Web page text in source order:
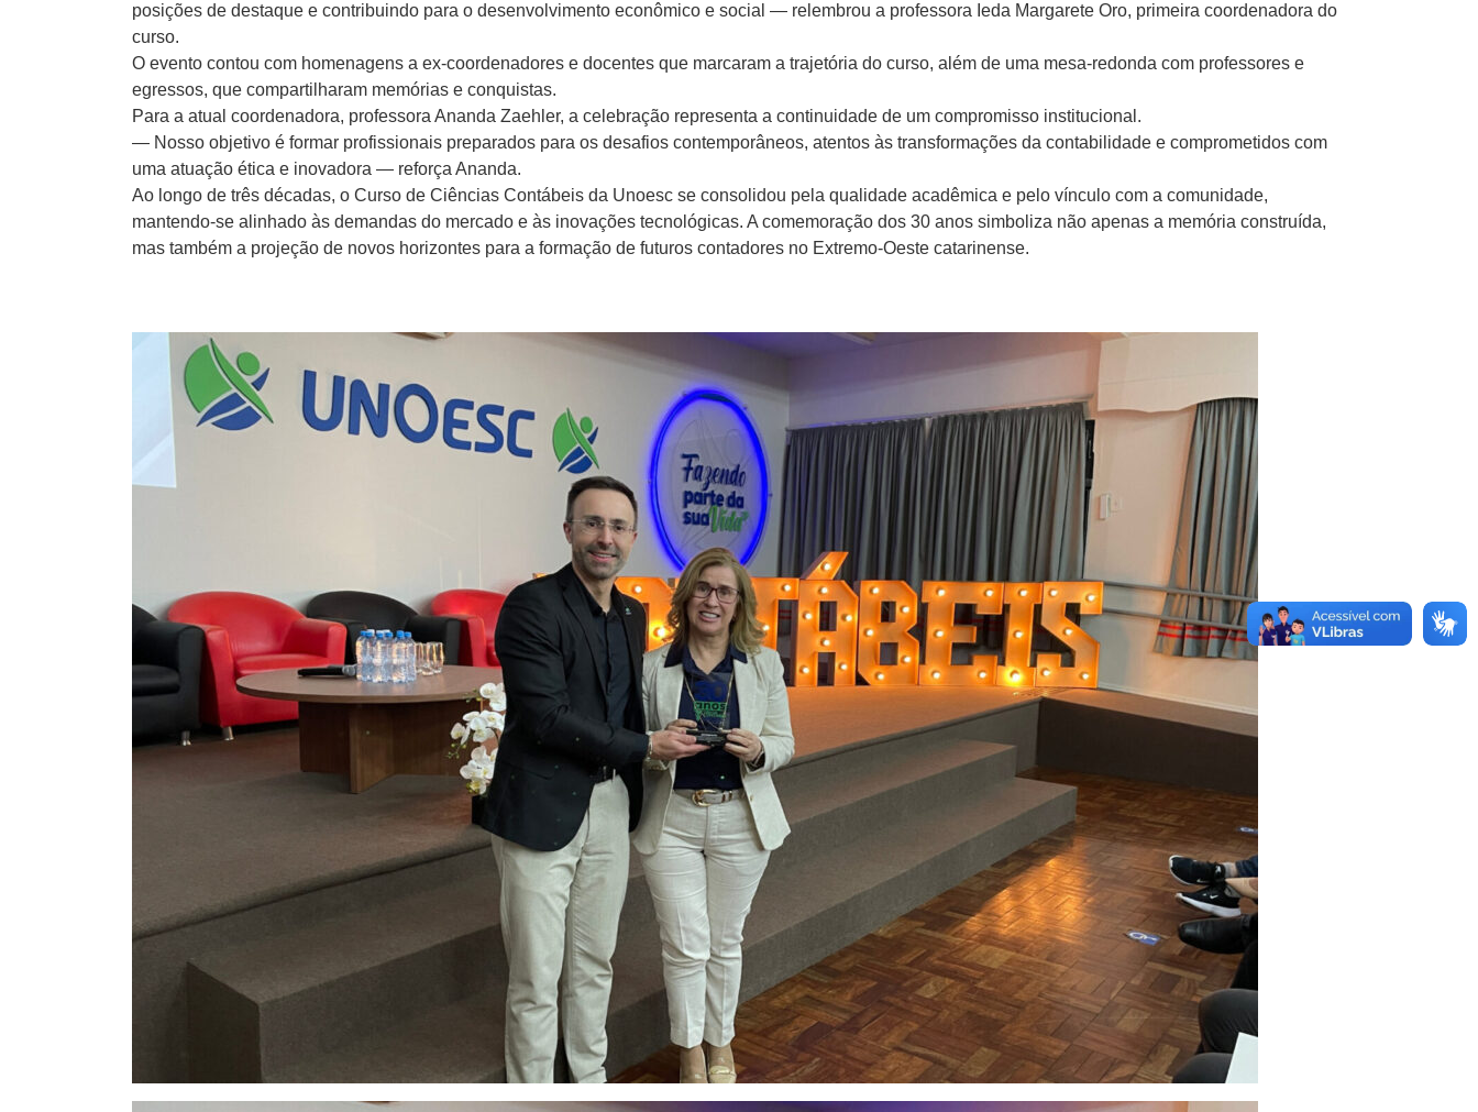
posições de destaque e contribuindo para o desenvolvimento econômico e social — relembrou a professora Ieda Margarete Oro, primeira coordenadora do
curso.
O evento contou com homenagens a ex-coordenadores e docentes que marcaram a trajetória do curso, além de uma mesa-redonda com professores e
egressos, que compartilharam memórias e conquistas.
Para a atual coordenadora, professora Ananda Zaehler, a celebração representa a continuidade de um compromisso institucional.
— Nosso objetivo é formar profissionais preparados para os desafios contemporâneos, atentos às transformações da contabilidade e comprometidos com
uma atuação ética e inovadora — reforça Ananda.
Ao longo de três décadas, o Curso de Ciências Contábeis da Unoesc se consolidou pela qualidade acadêmica e pelo vínculo com a comunidade,
mantendo-se alinhado às demandas do mercado e às inovações tecnológicas. A comemoração dos 30 anos simboliza não apenas a memória construída,
mas também a projeção de novos horizontes para a formação de futuros contadores no Extremo-Oeste catarinense.